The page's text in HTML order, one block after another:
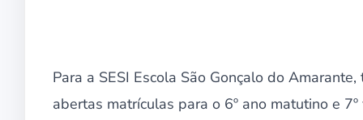
Para a SESI Escola São Gonçalo do
abertas matrículas para o 6º ano matutino e